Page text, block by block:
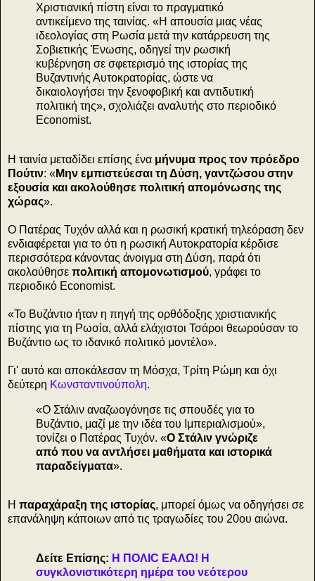
Χριστιανική πίστη είναι το πραγματικό
αντικείμενο της ταινίας. «Η απουσία μιας νέας
ιδεολογίας στη Ρωσία μετά την κατάρρευση της
Σοβιετικής Ένωσης, οδηγεί την ρωσική
κυβέρνηση σε σφετερισμό της ιστορίας της
Βυζαντινής Αυτοκρατορίας, ώστε να
δικαιολογήσει την ξενοφοβική και αντιδυτική
πολιτική της», σχολιάζει αναλυτής στο περιοδικό
Economist.
H ταινία μεταδίδει επίσης ένα μήνυμα προς τον πρόεδρο
Πούτιν: «Μην εμπιστεύεσαι τη Δύση, γαντζώσου στην
εξουσία και ακολούθησε πολιτική απομόνωσης της
χώρας».
O Πατέρας Τυχόν αλλά και η ρωσική κρατική τηλεόραση δεν
ενδιαφέρεται για το ότι η ρωσική Αυτοκρατορία κέρδισε
περισσότερα κάνοντας άνοιγμα στη Δύση, παρά ότι
ακολούθησε πολιτική απομονωτισμού, γράφει το
περιοδικό Economist.
«To Βυζάντιο ήταν η πηγή της ορθόδοξης χριστιανικής
πίστης για τη Ρωσία, αλλά ελάχιστοι Τσάροι θεωρούσαν το
Βυζάντιο ως το ιδανικό πολιτικό μοντέλο».
Γι' αυτό και αποκάλεσαν τη Μόσχα, Τρίτη Ρώμη και όχι
δεύτερη Κωνσταντινούπολη.
«O Στάλιν αναζωογόνησε τις σπουδές για το
Βυζάντιο, μαζί με την ιδέα του Ιμπεριαλισμού»,
τονίζει ο Πατέρας Τυχόν. «Ο Στάλιν γνώριζε
από που να αντλήσει μαθήματα και ιστορικά
παραδείγματα».
H παραχάραξη της ιστορίας, μπορεί όμως να οδηγήσει σε
επανάληψη κάποιων από τις τραγωδίες του 20ου αιώνα.
Δείτε Επίσης: Η ΠΟΛΙC ΕΑΛΩ! Η
συγκλονιστικότερη ημέρα του νεότερου